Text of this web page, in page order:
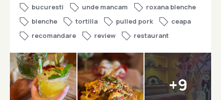
bucuresti unde mancam
roxana blenche
blenche
tortilla pulled pork
ceapa
recomandare
review restaurant
+9